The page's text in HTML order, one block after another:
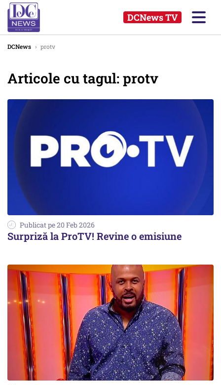
DCNews TV
DCNews › protv
Articole cu tagul: protv
Publicat pe 20 Feb 2026
Surpriză la ProTV! Revine o emisiune